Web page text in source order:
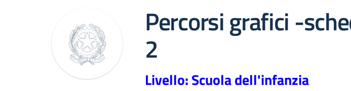
Percorsi grafici -
2
Livello: Scuola dell'infanzia